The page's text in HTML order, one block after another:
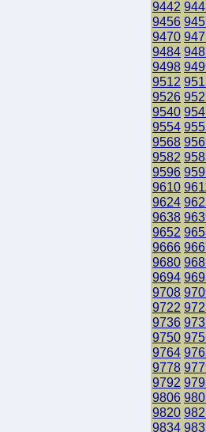
9442
9456
9470
9484
9498
9512
9526
9540
9554
9568
9582
9596
9610
9624
9638
9652
9666
9680
9694
9708
9722
9736
9750
9764
9778
9792
9806
9820
9834